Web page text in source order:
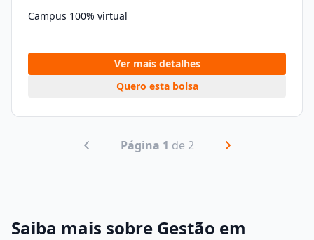
Campus 100% virtual
Ver mais detalhes
Quero esta bolsa
Página 1 de 2
Saiba mais sobre Gestão em